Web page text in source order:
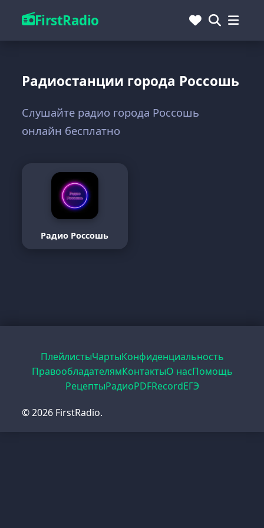
FirstRadio
Радиостанции города Россошь
Слушайте радио города Россошь
онлайн бесплатно
Радио Россошь
ПлейлистыЧартыКонфиденциальность
ПравообладателямКонтактыО насПомощь
РецептыРадиоPDFRecordЕГЭ
© 2026 FirstRadio.